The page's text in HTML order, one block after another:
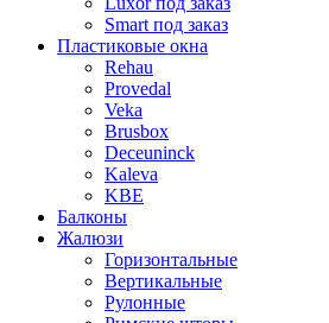
Smart под заказ
Пластиковые окна
Rehau
Provedal
Veka
Brusbox
Deceuninck
Kaleva
KBE
Балконы
Жалюзи
Горизонтальные
Вертикальные
Рулонные